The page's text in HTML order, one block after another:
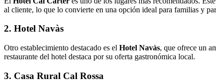
al cliente, lo que lo convierte en una opción ideal para familias y
2. Hotel Navàs
Otro establecimiento destacado es el Hotel Navàs, que ofrece un
restaurante del hotel destaca por su oferta gastronómica local.
3. Casa Rural Cal Rossa